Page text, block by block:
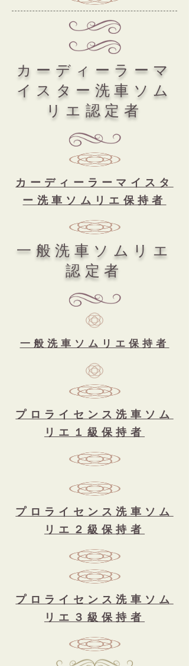
​カーディーラーマ
イスター洗車ソム
リエ認定者
カーディーラーマイスタ
ー 洗車ソムリエ保持者
​一般洗車ソムリエ
認定者
一般 洗車ソムリエ保持者
プロライセンス洗車ソム
リエ１級保持者
プロライセンス洗車ソム
リエ２級保持者
プロライセンス洗車ソム
リエ３級保持者